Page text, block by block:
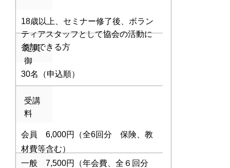
18歳以上、セミナー修了後、ボラン
ティアスタッフとして協会の活動に
参加できる方
定員
御
30名（申込順）
受講
料
会員 6,000円（全6回分 保険、教
材費等含む）
一般 7,500円（年会費、全６回分